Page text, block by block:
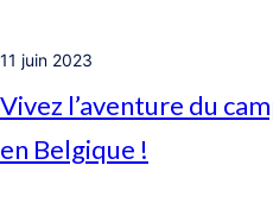
11 juin 2023
Vivez l’aventure du
en Belgique !